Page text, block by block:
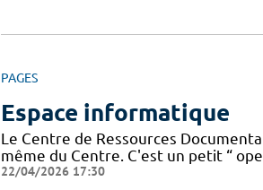
PAGES
Espace informatique
Le Centre de Ressources
même du Centre. C'est un petit “
22/04/2026 17:30